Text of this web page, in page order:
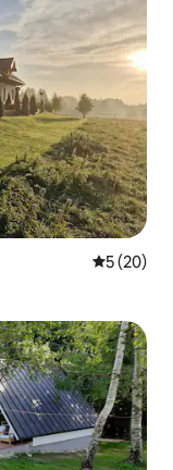
5 de uma
5 (20)